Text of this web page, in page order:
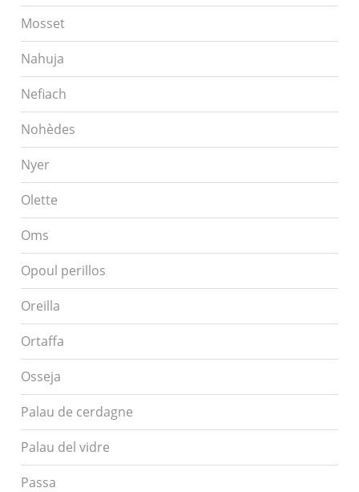
Mosset
Nahuja
Nefiach
Nohèdes
Nyer
Olette
Oms
Opoul perillos
Oreilla
Ortaffa
Osseja
Palau de cerdagne
Palau del vidre
Passa